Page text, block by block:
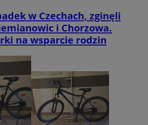
w Czechach, zginęli
i Chorzowa.
na wsparcie rodzin